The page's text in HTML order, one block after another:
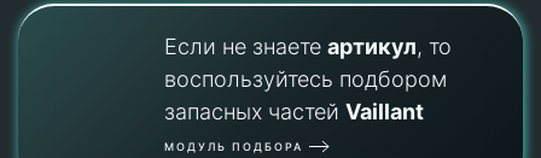
Если не знаете артикул, то
воспользуйтесь подбором
запасных частей Vaillant
МОДУЛЬ ПОДБОРА